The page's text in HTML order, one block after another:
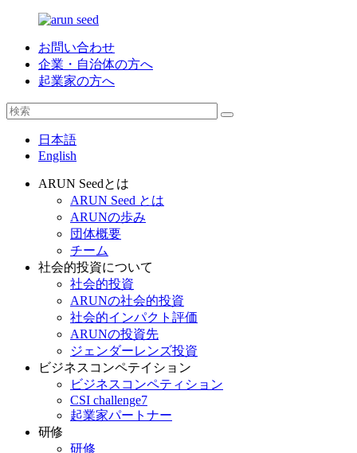
お問い合わせ
企業・自治体の方へ
起業家の方へ
日本語
English
ARUN Seedとは
ARUN Seed とは
ARUNの歩み
団体概要
チーム
社会的投資について
社会的投資
ARUNの社会的投資
社会的インパクト評価
ARUNの投資先
ジェンダーレンズ投資
ビジネスコンペテイション
ビジネスコンペティション
CSI challenge7
起業家パートナー
研修
研修